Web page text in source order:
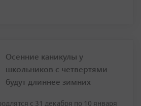
Осенние каникулы у
школьников с четвертями
будут длиннее зимних
с 31 декабря по 10 января